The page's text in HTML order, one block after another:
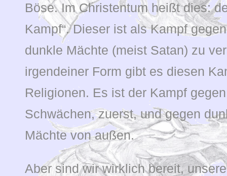
Böse. Im Christentum heißt dies:
Kampf“. Dieser ist als Kampf
dunkle Mächte (meist Satan) zu
irgendeiner Form gibt es diesen
Religionen. Es ist der Kampf
Schwächen, zuerst, und gegen
Mächte von außen.
Aber sind wir wirklich bereit,